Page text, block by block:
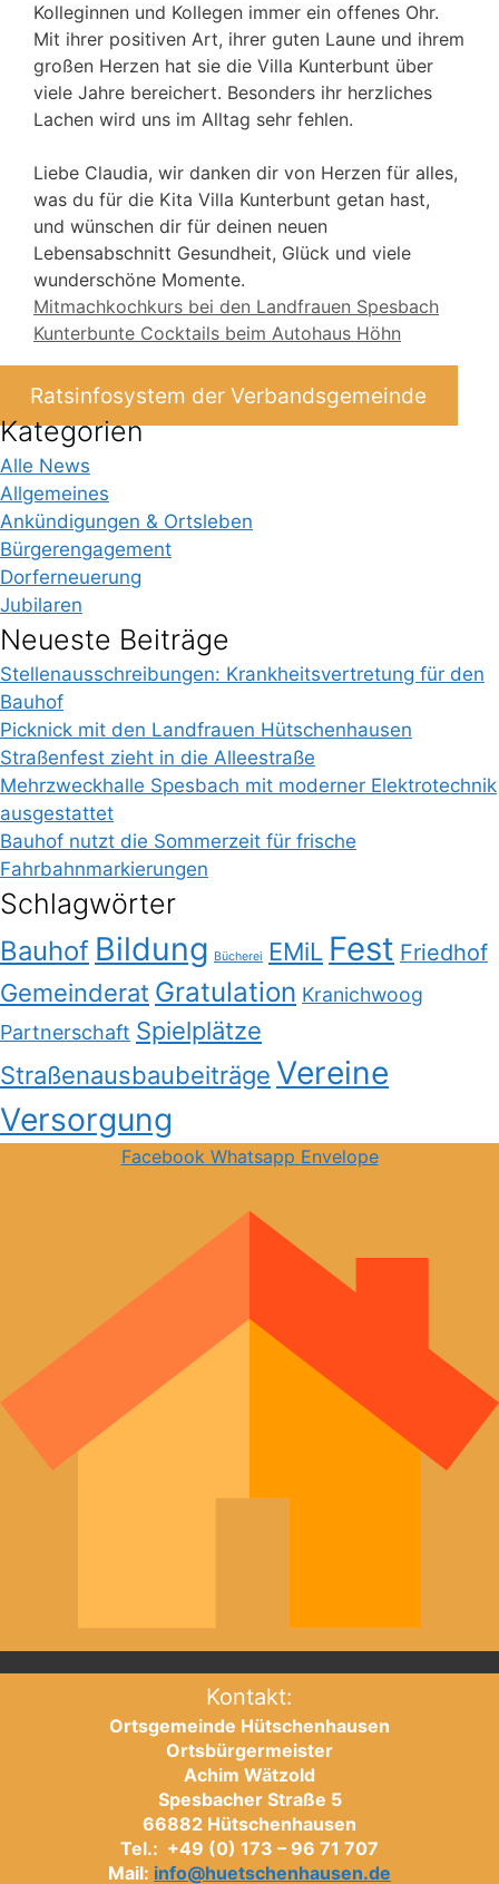
Kolleginnen und Kollegen immer ein offenes Ohr.
Mit ihrer positiven Art, ihrer guten Laune und ihrem
großen Herzen hat sie die Villa Kunterbunt über
viele Jahre bereichert. Besonders ihr herzliches
Lachen wird uns im Alltag sehr fehlen.
Liebe Claudia, wir danken dir von Herzen für alles,
was du für die Kita Villa Kunterbunt getan hast,
und wünschen dir für deinen neuen
Lebensabschnitt Gesundheit, Glück und viele
wunderschöne Momente.
Mitmachkochkurs bei den Landfrauen Spesbach
Kunterbunte Cocktails beim Autohaus Höhn
Ratsinfosystem der Verbandsgemeinde
Kategorien
Alle News
Allgemeines
Ankündigungen & Ortsleben
Bürgerengagement
Dorferneuerung
Jubilaren
Neueste Beiträge
Stellenausschreibungen: Krankheitsvertretung für den
Bauhof
Picknick mit den Landfrauen Hütschenhausen
Straßenfest zieht in die Alleestraße
Mehrzweckhalle Spesbach mit moderner Elektrotechnik
ausgestattet
Bauhof nutzt die Sommerzeit für frische
Fahrbahnmarkierungen
Schlagwörter
Bauhof Bildung Bücherei EMiL Fest Friedhof
Gemeinderat Gratulation Kranichwoog
Partnerschaft Spielplätze
Straßenausbaubeiträge Vereine
Versorgung
Facebook Whatsapp Envelope
Kontakt:
Ortsgemeinde Hütschenhausen
Ortsbürgermeister
Achim Wätzold
Spesbacher Straße 5
66882 Hütschenhausen
Tel.: +49 (0) 173 – 96 71 707
Mail: info@huetschenhausen.de